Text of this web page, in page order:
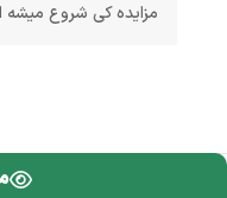
مزایده کی شروع میشه
تمامی حقوق محفوظ است